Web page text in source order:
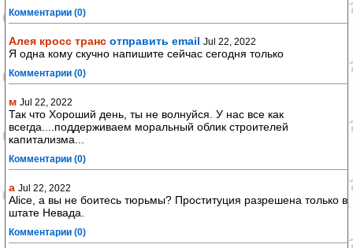
Комментарии (0)
Алея кросс транс отправить email Jul 22, 2022
Я одна кому скучно напишите сейчас сегодня только
Комментарии (0)
м Jul 22, 2022
Так что Xoроший день, ты не волнуйся. У нас все как
всегда....поддерживаем моральный облик строителей
капитализма...
Комментарии (0)
а Jul 22, 2022
Alice, а вы не боитесь тюрьмы? Проституция разрешена только в
штате Невада.
Комментарии (0)